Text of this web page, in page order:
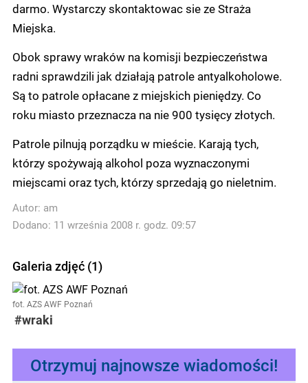
darmo. Wystarczy skontaktowac sie ze Straża
Miejska.
Obok sprawy wraków na komisji bezpieczeństwa
radni sprawdzili jak działają patrole antyalkoholowe.
Są to patrole opłacane z miejskich pieniędzy. Co
roku miasto przeznacza na nie 900 tysięcy złotych.
Patrole pilnują porządku w mieście. Karają tych,
którzy spożywają alkohol poza wyznaczonymi
miejscami oraz tych, którzy sprzedają go nieletnim.
Autor: am
Dodano: 11 września 2008 r. godz. 09:57
Galeria zdjęć (1)
fot. AZS AWF Poznań
#wraki
Otrzymuj najnowsze wiadomości!